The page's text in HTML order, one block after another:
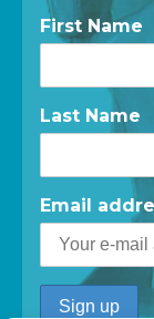
First Name
Last Name
Email